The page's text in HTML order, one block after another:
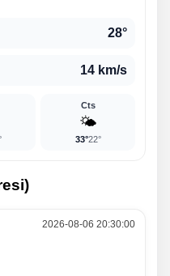
28°
14 km/s
Cts
🌤️
33°22°
2026-08-06 20:30:00